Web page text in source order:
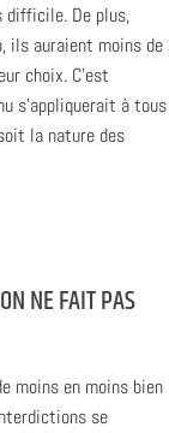
difficile. De plus,
ils auraient moins de
choix. C’est
s’appliquerait à tous
la nature des
NE FAIT PAS
moins en moins bien
se